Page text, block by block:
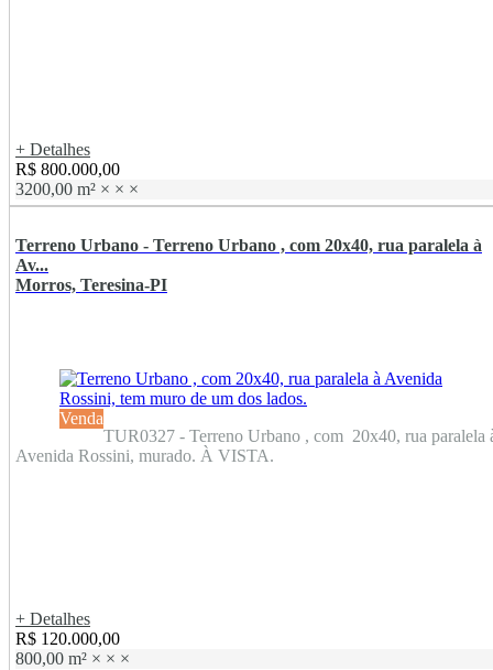
+ Detalhes
R$ 800.000,00
3200,00 m² × × ×
Terreno Urbano - Terreno Urbano , com 20x40, rua paralela à
Av...
Morros, Teresina-PI
Venda
TUR0327 - Terreno Urbano , com 20x40, rua paralela
Avenida Rossini, murado. À VISTA.
+ Detalhes
R$ 120.000,00
800,00 m² × × ×